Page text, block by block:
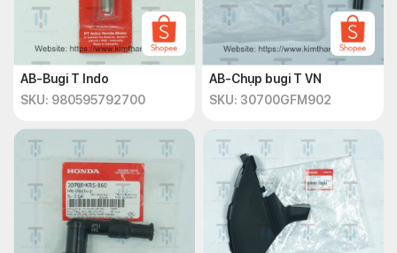
KIM THÀNH – CUNG CẤP SỈ & LẺ PHỤ TÙNG XE
?Website:https://kimthanh.online/
?Địa chỉ
: Số 72 – 74 Phạm Hữu Chí, P.12, Q.5,
TP.HCM
☎️Hotline:+842838547570
AB-Bugi T Indo
SKU: 980595792700
AB-Chụp bugi T VN
SKU: 30700GFM902